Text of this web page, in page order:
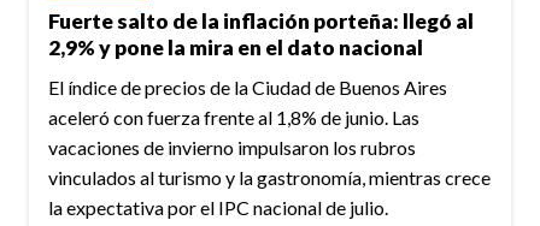
Fuerte salto de la inflación porteña: llegó al
2,9% y pone la mira en el dato nacional
El índice de precios de la Ciudad de Buenos Aires
aceleró con fuerza frente al 1,8% de junio. Las
vacaciones de invierno impulsaron los rubros
vinculados al turismo y la gastronomía, mientras crece
la expectativa por el IPC nacional de julio.